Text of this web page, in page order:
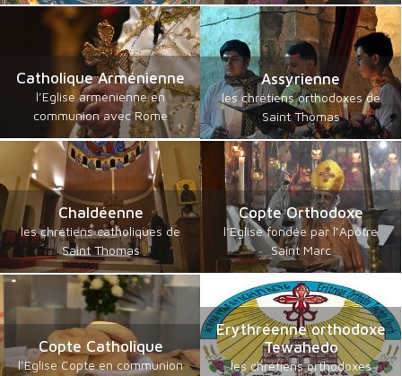
Catholique Arménienne
l’Eglise arménienne en
communion avec Rome
Assyrienne
les chrétiens orthodoxes de
Saint Thomas
Chaldéenne
les chrétiens catholiques de
Saint Thomas
Copte Orthodoxe
l’Eglise fondée par l’Apôtre
Saint Marc
Copte Catholique
l’Eglise Copte en communion
Erythréenne orthodoxe
Tewahedo
les chrétiens orthodoxes